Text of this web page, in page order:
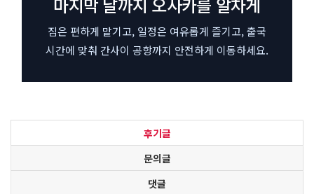
짐은 편하게 맡기고, 일정은 여유롭게 즐기고, 출국
시간에 맞춰 간사이 공항까지 안전하게 이동하세요.
후기글
문의글
댓글